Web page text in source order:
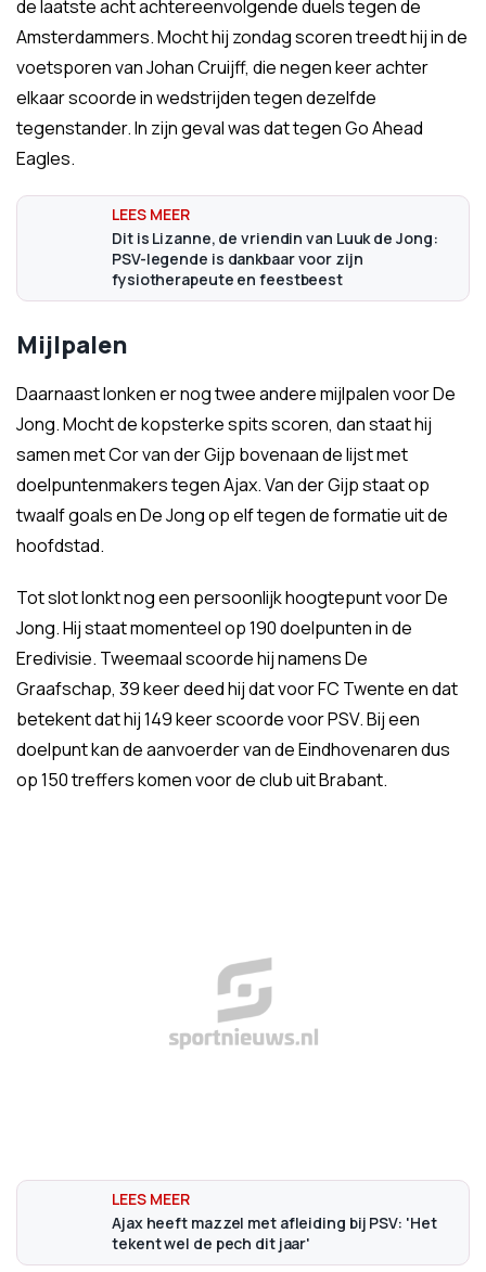
de laatste acht achtereenvolgende duels tegen de
Amsterdammers. Mocht hij zondag scoren treedt hij in de
voetsporen van Johan Cruijff, die negen keer achter
elkaar scoorde in wedstrijden tegen dezelfde
tegenstander. In zijn geval was dat tegen Go Ahead
Eagles.
Dit is Lizanne, de vriendin van Luuk de Jong:
PSV-legende is dankbaar voor zijn
fysiotherapeute en feestbeest
Mijlpalen
Daarnaast lonken er nog twee andere mijlpalen voor De
Jong. Mocht de kopsterke spits scoren, dan staat hij
samen met Cor van der Gijp bovenaan de lijst met
doelpuntenmakers tegen Ajax. Van der Gijp staat op
twaalf goals en De Jong op elf tegen de formatie uit de
hoofdstad.
Tot slot lonkt nog een persoonlijk hoogtepunt voor De
Jong. Hij staat momenteel op 190 doelpunten in de
Eredivisie. Tweemaal scoorde hij namens De
Graafschap, 39 keer deed hij dat voor FC Twente en dat
betekent dat hij 149 keer scoorde voor PSV. Bij een
doelpunt kan de aanvoerder van de Eindhovenaren dus
op 150 treffers komen voor de club uit Brabant.
Ajax heeft mazzel met afleiding bij PSV: 'Het
tekent wel de pech dit jaar'